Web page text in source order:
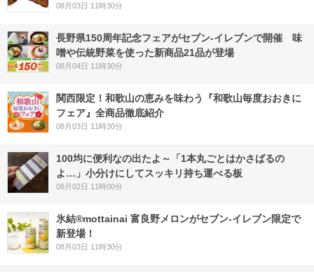
08月03日 11時30分
長野県150周年記念フェアがセブン-イレブンで開催 味
噌や伝統野菜を使った新商品21品が登場
08月04日 11時30分
関西限定！和歌山の恵みを味わう『和歌山毎度おおきに
フェア』全商品徹底紹介
08月03日 11時30分
100均に便利なの出たよ～「1本丸ごとはかさばるの
よ…」小分けにしてスッキリ持ち運べる板
08月02日 11時00分
氷結®mottainai 富良野メロンがセブン‐イレブン限定で
新登場！
08月03日 11時30分